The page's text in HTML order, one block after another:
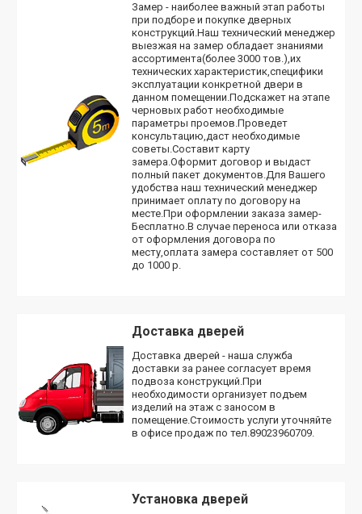
Замер - наиболее важный этап работы
при подборе и покупке дверных
конструкций.Наш технический менеджер
выезжая на замер обладает знаниями
ассортимента(более 3000 тов.),их
технических характеристик,специфики
эксплуатации конкретной двери в
данном помещении.Подскажет на этапе
черновых работ необходимые
параметры проемов.Проведет
консультацию,даст необходимые
советы.Составит карту
замера.Оформит договор и выдаст
полный пакет документов.Для Вашего
удобства наш технический менеджер
принимает оплату по договору на
месте.При оформлении заказа замер-
Бесплатно.В случае переноса или отказа
от оформления договора по
месту,оплата замера составляет от 500
до 1000 р.
Доставка дверей
Доставка дверей - наша служба
доставки за ранее согласует время
подвоза конструкций.При
необходимости организует подъем
изделий на этаж с заносом в
помещение.Стоимость услуги уточняйте
в офисе продаж по тел.89023960709.
Установка дверей